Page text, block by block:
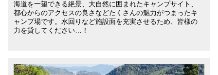
海道を一望できる絶景、大自然に囲まれたキャンプサイト、
都心からのアクセスの良さなどたくさんの魅力がつまったキ
ャンプ場です。水回りなど施設面を充実させるため、皆様の
力を貸してください…！